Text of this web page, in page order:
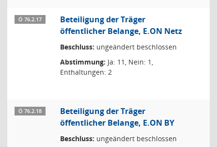
Ö 76.2.17
Beteiligung der Träger
öffentlicher Belange, E.ON Netz
Beschluss: ungeändert beschlossen
Abstimmung: Ja: 11, Nein: 1,
Enthaltungen: 2
Ö 76.2.18
Beteiligung der Träger
öffentlicher Belange, E.ON BY
Beschluss: ungeändert beschlossen